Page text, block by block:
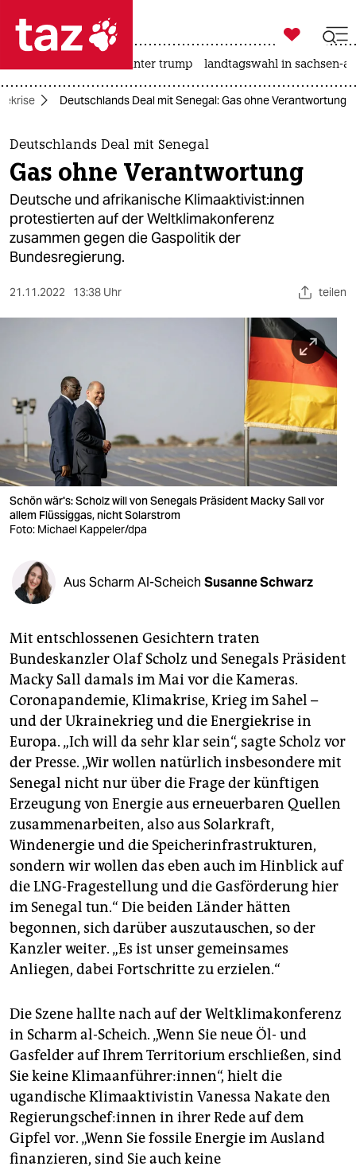
 taz zahl ich
taz zahl ich
themen
politik
öko
gesellschaft
kultur
sport
nord
wahrheit
verlag
verlag
veranstaltungen
shop
fragen & hilfe
abo
genossenschaft
epaper login

taz zahl ich
usa unter trump landtagswahl in sachsen-
Deutschlands Deal mit Senegal: Gas ohne Verantwortung
Deutschlands Deal mit Senegal
Gas ohne Verantwortung
Deutsche und afrikanische Kli­ma­ak­ti­vis­t:in­nen
protestierten auf der Weltklimakonferenz
zusammen gegen die Gaspolitik der
Bundesregierung.
21.11.2022 13:38 Uhr teilen
Schön wär's: Scholz will von Senegals Präsident Macky Sall vor
allem Flüssiggas, nicht Solarstrom
Foto: Michael Kappeler/dpa
Aus Scharm Al-Scheich Susanne Schwarz
Mit entschlossenen Gesichtern traten
Bundeskanzler Olaf Scholz und Senegals Präsident
Macky Sall damals im Mai vor die Kameras.
Coronapandemie, Klimakrise, Krieg im Sahel –
und der Ukrainekrieg und die Energiekrise in
Europa. „Ich will da sehr klar sein“, sagte Scholz vor
der Presse. „Wir wollen natürlich insbesondere mit
Senegal nicht nur über die Frage der künftigen
Erzeugung von Energie aus erneuerbaren Quellen
zusammenarbeiten, also aus Solarkraft,
Windenergie und die Speicherinfrastrukturen,
sondern wir wollen das eben auch im Hinblick auf
die LNG-Fragestellung und die Gasförderung hier
im Senegal tun.“ Die beiden Länder hätten
begonnen, sich darüber auszutauschen, so der
Kanzler weiter. „Es ist unser gemeinsames
Anliegen, dabei Fortschritte zu erzielen.“
Die Szene hallte nach auf der Weltklimakonferenz
in Scharm al-Scheich. „Wenn Sie neue Öl- und
Gasfelder auf Ihrem Territorium erschließen, sind
Sie keine Klimaanführer:innen“, hielt die
ugandische Klimaaktivistin Vanessa Nakate den
Re­gie­rungs­che­f:in­nen in ihrer Rede auf dem
Gipfel vor. „Wenn Sie fossile Energie im Ausland
finanzieren, sind Sie auch keine